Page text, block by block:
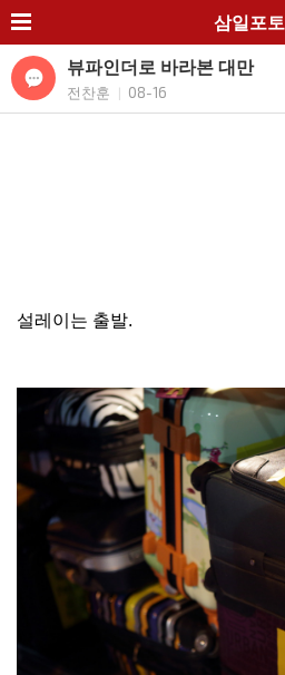
삼일포토
뷰파인더로 바라본 대만
전찬훈 08-16
설레이는 출발.